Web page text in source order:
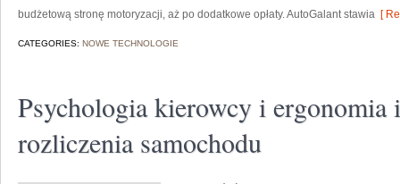
budżetową stronę motoryzacji, aż po dodatkowe opłaty. AutoGalant stawia [
CATEGORIES: NOWE TECHNOLOGIE
Psychologia kierowcy i ergonomia
rozliczenia samochodu